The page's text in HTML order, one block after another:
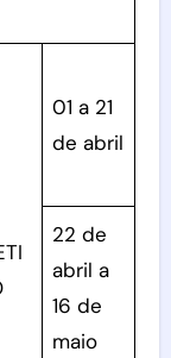
01 a 21
de abril
22 de
abril a
16 de
maio